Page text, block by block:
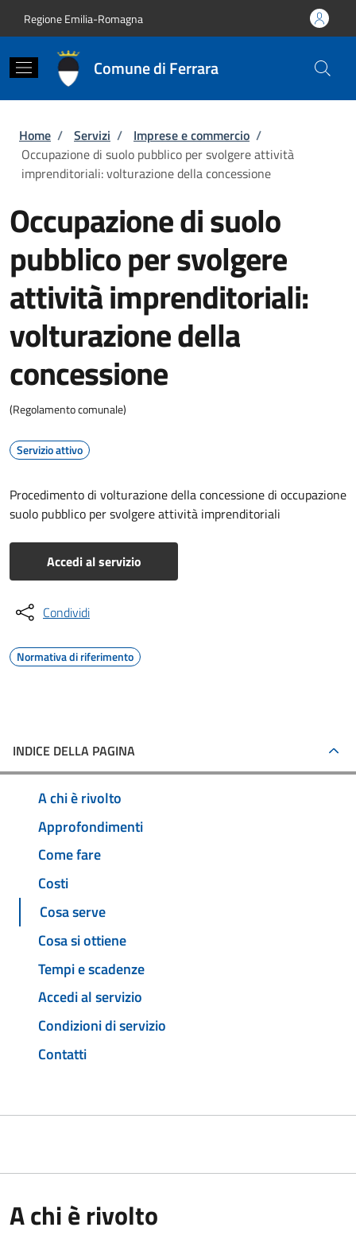
Regione Emilia-Romagna
Comune di Ferrara
Briciole di pane
Home / Servizi / Imprese e commercio /
Occupazione di suolo pubblico per svolgere attività
imprenditoriali: volturazione della concessione
Occupazione di suolo
pubblico per svolgere
attività imprenditoriali:
volturazione della
concessione
(Regolamento comunale)
Servizio attivo
Procedimento di volturazione della concessione di occupazione
suolo pubblico per svolgere attività imprenditoriali
Accedi al servizio
Condividi
Normativa di riferimento
INDICE DELLA PAGINA
A chi è rivolto
Approfondimenti
Come fare
Costi
Cosa serve
Cosa si ottiene
Tempi e scadenze
Accedi al servizio
Condizioni di servizio
Contatti
A chi è rivolto